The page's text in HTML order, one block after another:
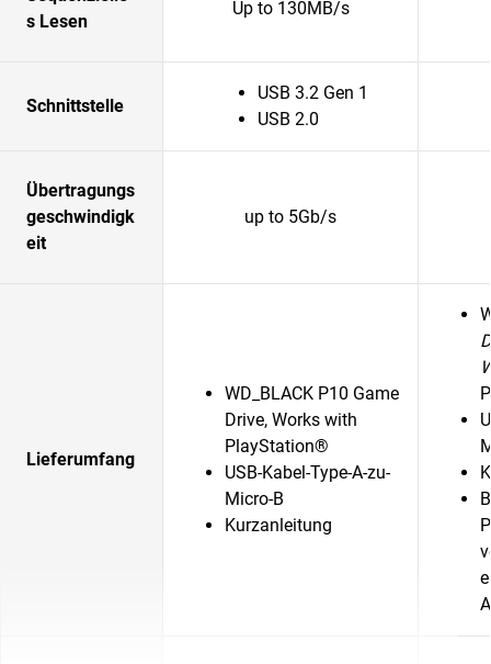
s Lesen
Up to 130MB/s
Schnittstelle
USB 3.2 Gen 1
USB 2.0
Übertragungs
geschwindigk
eit
up to 5Gb/s
Lieferumfang
WD_BLACK P10 Game
Drive, Works with
PlayStation®
USB-Kabel-Type-A-zu-
Micro-B
Kurzanleitung